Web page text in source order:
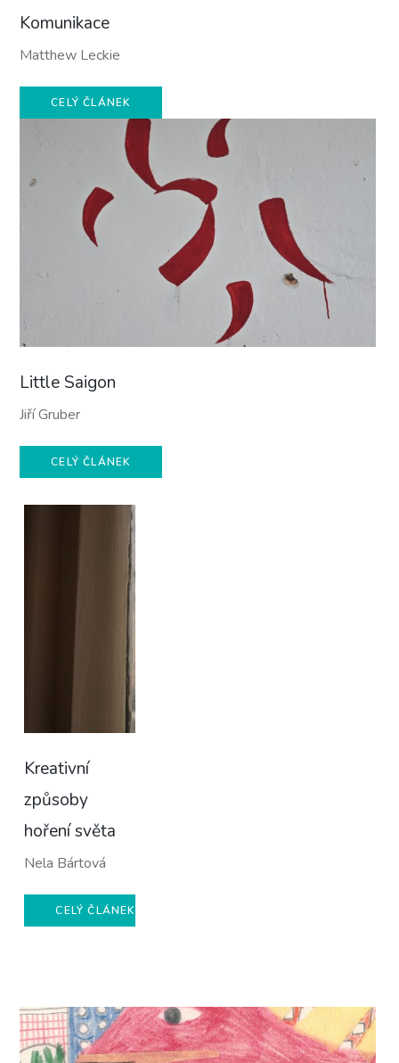
Komunikace
Matthew Leckie
CELÝ ČLÁNEK
Little Saigon
Jiří Gruber
CELÝ ČLÁNEK
Kreativní
způsoby
hoření světa
Nela Bártová
CELÝ ČLÁNEK